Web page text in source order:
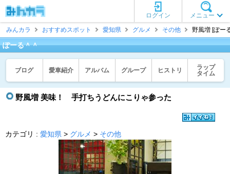
メニュー
ログイン
みんカラ
おすすめスポット 愛知県 グルメ その他 野風増 [ぽー
ぽーる＾＾
ブログ 愛車紹介 アルバム グループ ヒストリ
ラップ
タイム
野風増 美味！ 手打ちうどんにこりゃ参った
カテゴリ : 愛知県 > グルメ > その他